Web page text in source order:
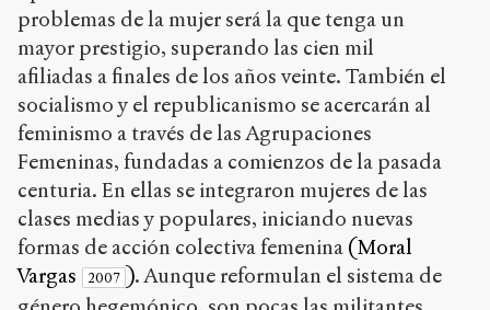
problemas de la mujer será la que tenga un
mayor prestigio, superando las cien mil
afiliadas a finales de los años veinte. También el
socialismo y el republicanismo se acercarán al
feminismo a través de las Agrupaciones
Femeninas, fundadas a comienzos de la pasada
centuria. En ellas se integraron mujeres de las
clases medias y populares, iniciando nuevas
formas de acción colectiva femenina (Moral
Vargas
2007 ). Aunque reformulan el sistema de